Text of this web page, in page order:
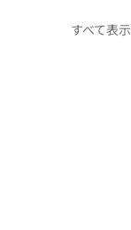
すべて表示